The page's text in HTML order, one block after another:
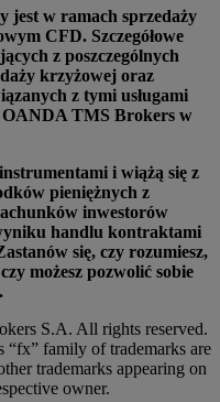
jest w ramach sprzedaży
CFD. Szczegółowe
z poszczególnych
krzyżowej oraz
z tymi usługami
OANDA TMS Brokers w
i wiążą się z
pieniężnych z
inwestorów
handlu kontraktami
się, czy rozumiesz,
możesz pozwolić sobie
S.A. All rights reserved.
family of trademarks are
trademarks appearing on
owner.